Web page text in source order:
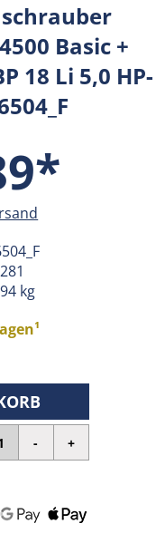
Basic +
18 Li 5,0 HP-
kg